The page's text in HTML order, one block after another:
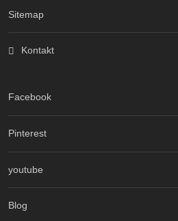
Sitemap
Kontakt
Facebook
Pinterest
youtube
Blog